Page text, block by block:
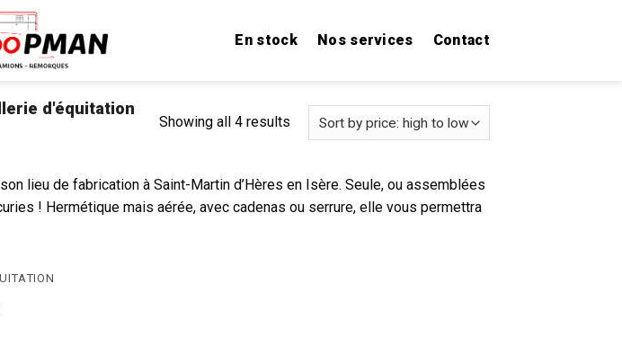
En stock Nos services Contact
d'équitation
Showing all 4 results
lieu de fabrication à Saint-Martin d’Hères en Isère. Seule, ou assemblées
! Hermétique mais aérée, avec cadenas ou serrure, elle vous permettra